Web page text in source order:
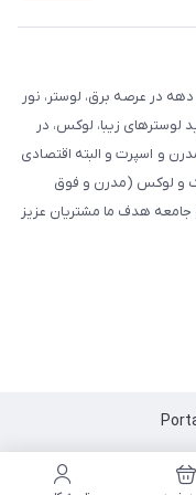
در عرصه برق، لوستر، نور
لوسترهای زیبا، لوکس، در
و اسپرت و البته اقتصادی
و لوکس (مدرن و فوق
هدف ما مشتریان عزیز